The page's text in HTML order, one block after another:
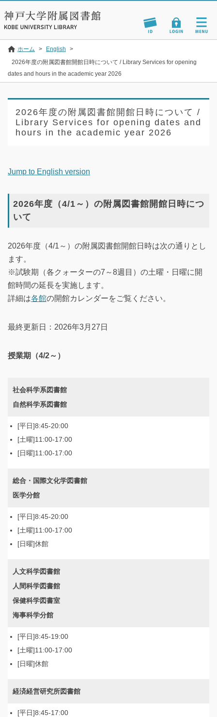
ホーム > English
>
2026年度の附属図書館開館日時について / Library Services for opening
dates and hours in the academic year 2026
2026年度の附属図書館開館日時について /
Library Services for opening dates and
hours in the academic year 2026
Jump to English version
2026年度（4/1～）の附属図書館開館日時につ
いて
2026年度（4/1～）の附属図書館開館日時は次の通りとし
ます。
※試験期（各クォーターの7～8週目）の土曜・日曜に開
館時間の延長を実施します。
詳細は各館の開館カレンダーをご覧ください。
最終更新日：2026年3月27日
授業期（4/2～）
社会科学系図書館
自然科学系図書館
8:45-20:00
11:00-17:00
11:00-17:00
総合・国際文化学図書館
医学分館
8:45-20:00
11:00-17:00
休館
人文科学図書館
人間科学図書館
保健科学図書室
海事科学分館
8:45-19:00
11:00-17:00
休館
経済経営研究所図書館
8:45-17:00